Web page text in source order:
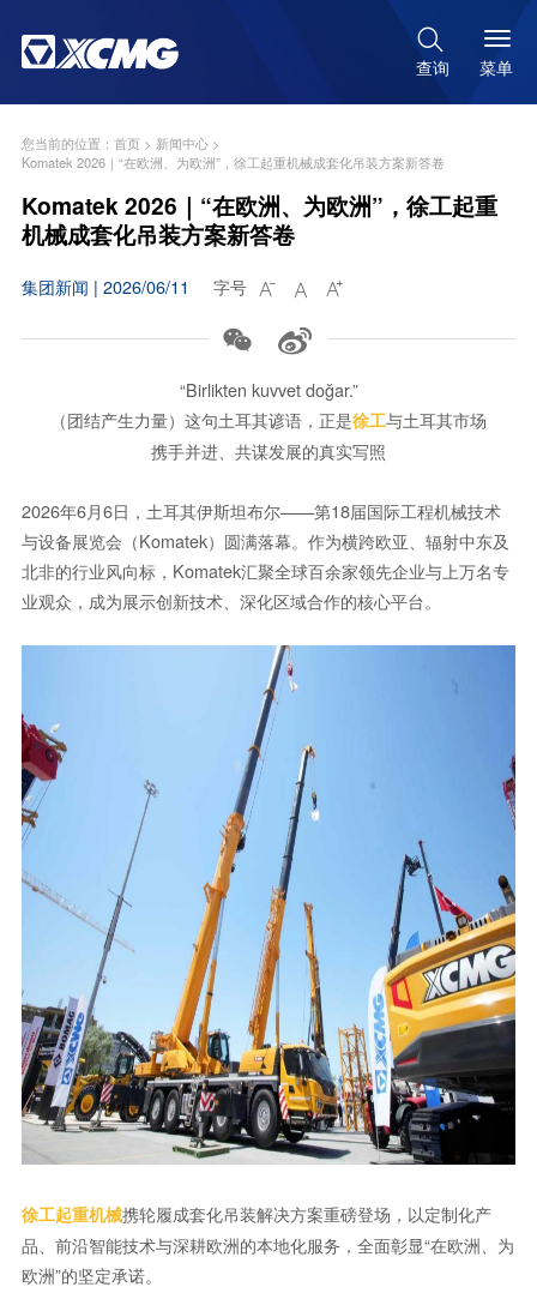

查询 菜单
您当前的位置： 首页 > 新闻中心>
Komatek 2026｜“在欧洲、为欧洲”，徐工起重机械成套化吊装方案新答卷
Komatek 2026｜“在欧洲、为欧洲”，徐工起重
机械成套化吊装方案新答卷
集团新闻 | 2026/06/11 字号   
 
“Birlikten kuvvet doğar.”
（团结产生力量）这句土耳其谚语，正是徐工与土耳其市场
携手并进、共谋发展的真实写照
2026年6月6日，土耳其伊斯坦布尔——第18届国际工程机械技术
与设备展览会（Komatek）圆满落幕。作为横跨欧亚、辐射中东及
北非的行业风向标，Komatek汇聚全球百余家领先企业与上万名专
业观众，成为展示创新技术、深化区域合作的核心平台。
徐工起重机械携轮履成套化吊装解决方案重磅登场，以定制化产
品、前沿智能技术与深耕欧洲的本地化服务，全面彰显“在欧洲、为
欧洲”的坚定承诺。